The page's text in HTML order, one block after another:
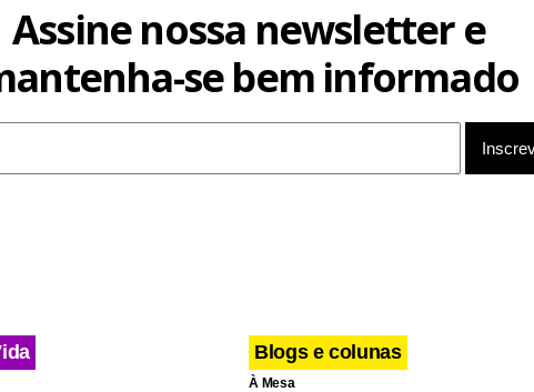
Assine nossa newsletter e
se bem informado
Blogs e colunas
À Mesa